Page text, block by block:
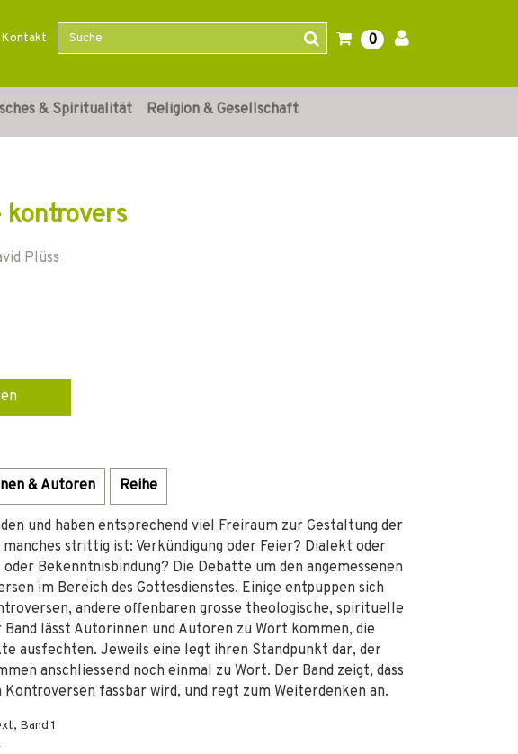
Kontakt 0
& Spiritualität Religion & Gesellschaft
Plüss
& Autoren Reihe
und haben entsprechend viel Freiraum zur Gestaltung der
strittig ist: Verkündigung oder Feier? Dialekt oder
Bekenntnisbindung? Die Debatte um den angemessenen
im Bereich des Gottesdienstes. Einige entpuppen sich
andere offenbaren grosse theologische, spirituelle
lässt Autorinnen und Autoren zu Wort kommen, die
ausfechten. Jeweils eine legt ihren Standpunkt dar, der
anschliessend noch einmal zu Wort. Der Band zeigt, dass
fassbar wird, und regt zum Weiterdenken an.
Band 1